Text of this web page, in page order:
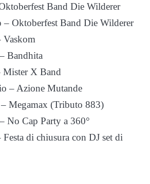
Band Die Wilderer
Oktoberfest Band Die Wilderer
Bandhita
Mister X Band
– Azione Mutande
Megamax (Tributo 883)
No Cap Party a 360°
di chiusura con DJ set di